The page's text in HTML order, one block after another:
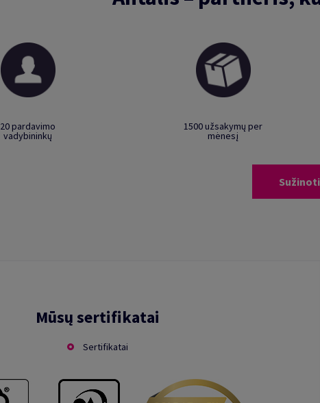
20 pardavimo
vadybininkų
1500 užsakymų per
mėnesį
Mūsų sertifikatai
Sertifikatai